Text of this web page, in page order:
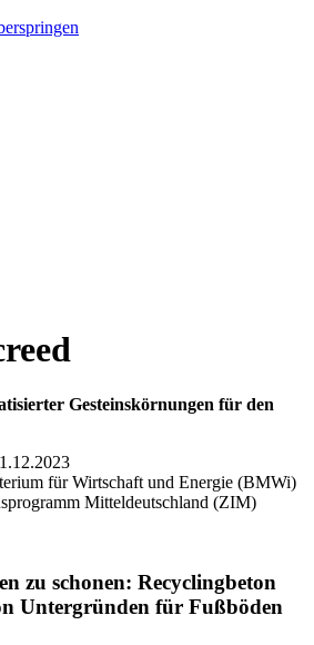
Gesteinskörnungen für den
für Wirtschaft und Energie (BMWi)
Mitteldeutschland (ZIM)
zu schonen: Recyclingbeton
Untergründen für Fußböden